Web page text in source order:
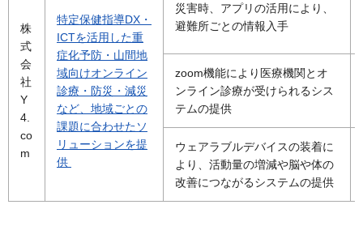
株
式
会
社
Y
4.
co
m
特定保健指導DX・
ICTを活用した重
症化予防・山間地
域向けオンライン
診療・防災・減災
など、地域ごとの
課題に合わせたソ
リューションを提
供
災害時、アプリの活用により、
避難所ごとの情報入手
zoom機能により医療機関とオ
ンライン診療が受けられるシス
テムの提供
ウェアラブルデバイスの装着に
より、活動量の増減や脳や体の
改善につながるシステムの提供